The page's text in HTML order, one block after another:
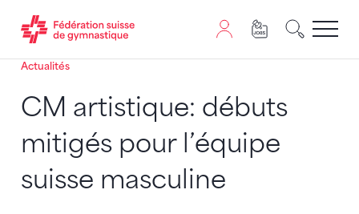
Passer au contenu
Naviguer vers le plan du siten
JavaScript est nécessaire pour naviguer sur ce site.
Actualités
CM artistique: débuts
mitigés pour l’équipe
suisse masculine